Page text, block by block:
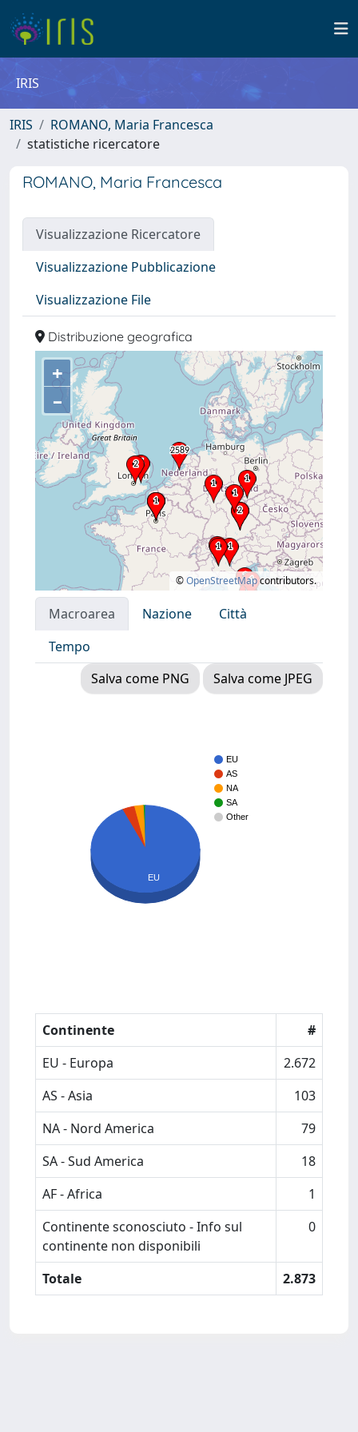
IRIS
IRIS
ROMANO, Maria Francesca
statistiche ricercatore
ROMANO, Maria Francesca
Visualizzazione Ricercatore
Visualizzazione Pubblicazione
Visualizzazione File
Distribuzione geografica
+
–
©OpenStreetMapcontributors.
Macroarea Nazione
Città
Tempo
Salva come PNG
Salva come JPEG
EU
AS
NA
SA
Other
EU
Continente
#
EU - Europa
2.672
AS - Asia
103
NA - Nord America
79
SA - Sud America
18
AF - Africa
1
Continente sconosciuto - Info sul
continente non disponibili
0
Totale 2.873